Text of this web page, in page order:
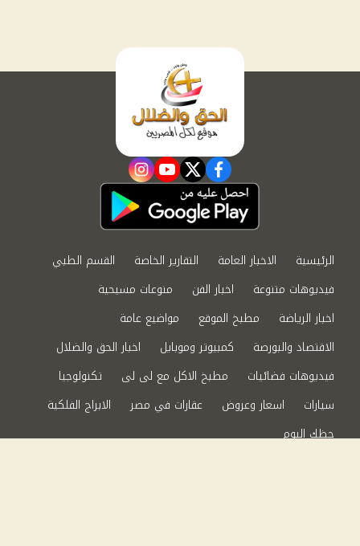
facebook
twitter
youtube
instagram
الرئيسية الاخبار العامة التقارير الخاصة
القسم الطبي
فيديوهات متنوعة
اخبار الفن
منوعات مسيحية
اخبار الرياضة
مطبخ الموقع
مواضيع عامة
الاقتصاد والبورصة
كمبيوتر وموبايل
اخبار الحق والضلال
فيديوهات فضائيات
مطبخ الاكل مع لى لى
تكنولوجيا
سيارات
اسعار وعروض عقارات في مصر
الابراج الفلكية
حظك اليوم